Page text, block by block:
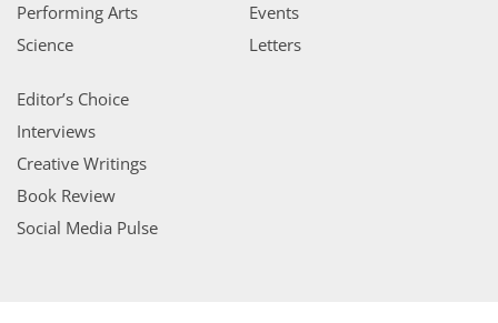
Performing Arts
Science
Events
Letters
Editor’s Choice
Interviews
Creative Writings
Book Review
Social Media Pulse